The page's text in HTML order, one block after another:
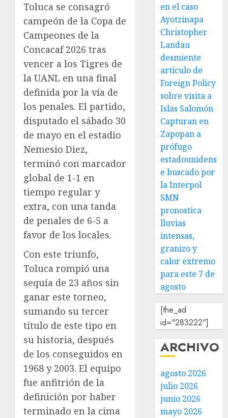
Toluca se consagró
campeón de la Copa de
Campeones de la
Concacaf 2026 tras
vencer a los Tigres de
la UANL en una final
definida por la vía de
los penales. El partido,
disputado el sábado 30
de mayo en el estadio
Nemesio Diez,
terminó con marcador
global de 1-1 en
tiempo regular y
extra, con una tanda
de penales de 6-5 a
favor de los locales.
Con este triunfo,
Toluca rompió una
sequía de 23 años sin
ganar este torneo,
sumando su tercer
título de este tipo en
su historia, después
de los conseguidos en
1968 y 2003. El equipo
fue anfitrión de la
definición por haber
terminado en la cima
en el caso
Ayotzinapa
Christopher
Landau
desmiente
artículo de
Foreign Policy
sobre visita a
Islas Salomón
Capturan en
Zapopan a
prófugo
estadounidens
e buscado por
la Interpol
SMN
pronostica
lluvias
intensas,
granizo y
calor extremo
para este 7 de
agosto
[the_ad
id="283222"]
ARCHIVO
agosto 2026
julio 2026
junio 2026
mayo 2026